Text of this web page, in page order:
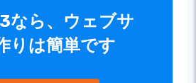
なら、ウェブサ
りは簡単です